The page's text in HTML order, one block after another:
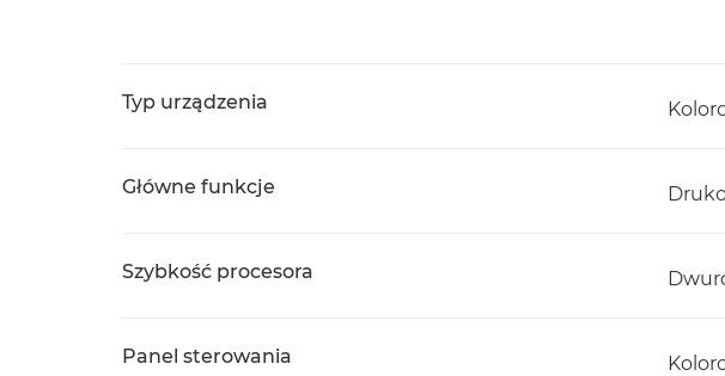
Typ urządzenia
Główne funkcje
Szybkość procesora
Panel sterowania